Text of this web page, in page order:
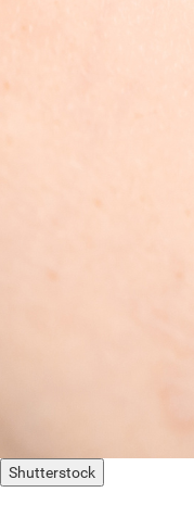
Shutterstock